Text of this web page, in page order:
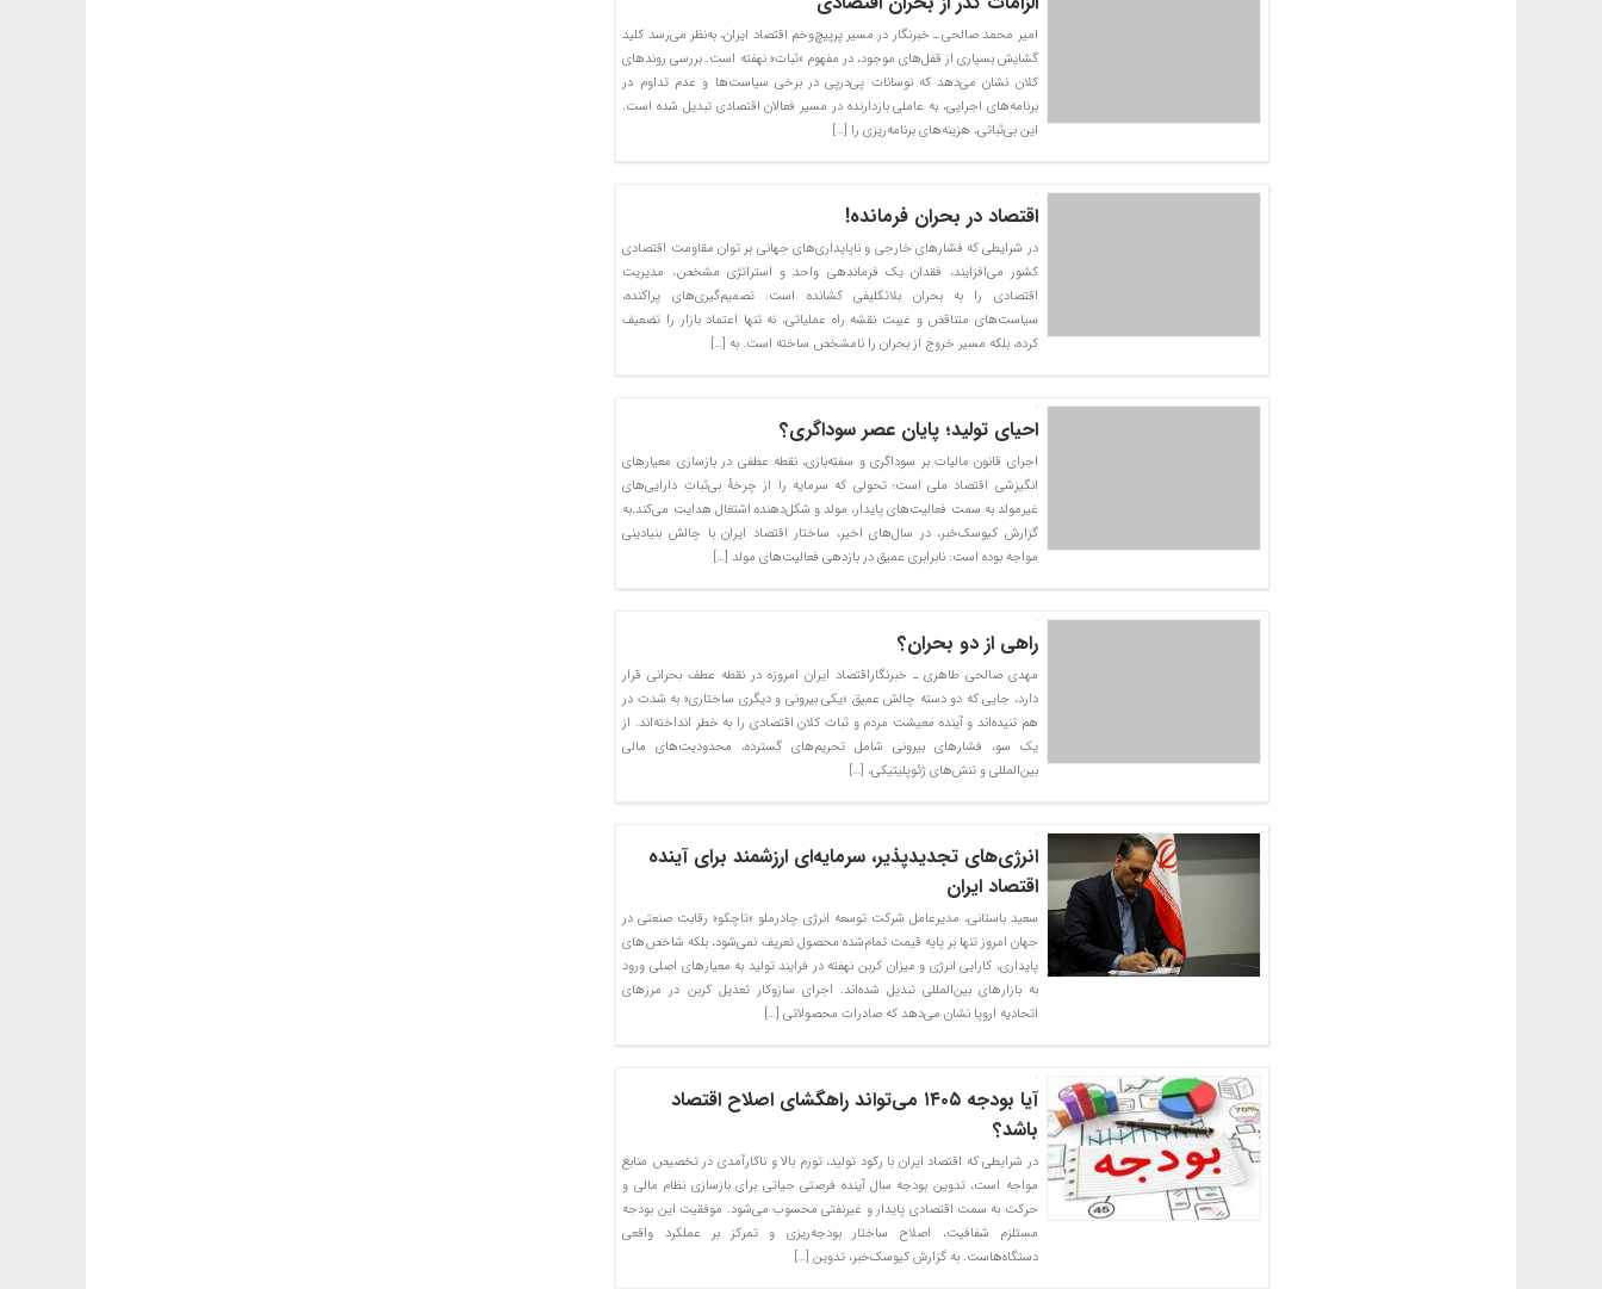
امیر محمد صالحی ـ خبرنگار در مسیر پرپیچ‌وخم اقتصاد ایران، به‌نظر می‌رسد کلید
گشایش بسیاری از قفل‌های موجود، در مفهوم «ثبات» نهفته است. بررسی روندهای
کلان نشان می‌دهد که نوسانات پی‌درپی در برخی سیاست‌ها و عدم تداوم در
برنامه‌های اجرایی، به عاملی بازدارنده در مسیر فعالان اقتصادی تبدیل شده است.
این بی‌ثباتی، هزینه‌های برنامه‌ریزی را […]
اقتصاد در بحران فرمانده!
در شرایطی که فشارهای خارجی و ناپایداری‌های جهانی بر توان مقاومت اقتصادی
کشور می‌افزایند، فقدان یک فرماندهی واحد و استراتژی مشخص، مدیریت
اقتصادی را به بحران بلاتکلیفی کشانده است. تصمیم‌گیری‌های پراکنده،
سیاست‌های متناقض و غیبت نقشه راه عملیاتی، نه تنها اعتماد بازار را تضعیف
کرده، بلکه مسیر خروج از بحران را نامشخص ساخته است. به […]
احیای تولید؛ پایان عصر سوداگری؟
اجرای قانون مالیات بر سوداگری و سفته‌بازی، نقطه عطفی در بازسازی معیارهای
انگیزشی اقتصاد ملی است؛ تحولی که سرمایه را از چرخهٔ بی‌ثباتِ دارایی‌های
غیرمولد به سمت فعالیت‌های پایدار، مولد و شکل‌دهنده اشتغال هدایت می‌کند.به
گزارش کیوسک‌خبر، در سال‌های اخیر، ساختار اقتصاد ایران با چالش بنیادینی
مواجه بوده است: نابرابری عمیق در بازدهی فعالیت‌های مولد […]
راهی از دو بحران؟
مهدی صالحی طاهری ـ خبرنگاراقتصاد ایران امروزه در نقطه عطف بحرانی قرار
دارد، جایی که دو دسته چالش عمیق «یکی بیرونی و دیگری ساختاری» به شدت در
هم تنیده‌اند و آینده معیشت مردم و ثبات کلان اقتصادی را به خطر انداخته‌اند. از
یک سو، فشارهای بیرونی شامل تحریم‌های گسترده، محدودیت‌های مالی
بین‌المللی و تنش‌های ژئوپلیتیکی، […]
انرژی‌های تجدیدپذیر، سرمایه‌ای ارزشمند برای آینده
اقتصاد ایران
سعید باستانی، مدیرعامل شرکت توسعه انرژی چادرملو «تاچکو» رقابت صنعتی در
جهان امروز تنها بر پایه قیمت تمام‌شده محصول تعریف نمی‌شود، بلکه شاخص‌های
پایداری، کارایی انرژی و میزان کربن نهفته در فرایند تولید به معیارهای اصلی ورود
به بازارهای بین‌المللی تبدیل شده‌اند. اجرای سازوکار تعدیل کربن در مرزهای
اتحادیه اروپا نشان می‌دهد که صادرات محصولاتی […]
آیا بودجه ۱۴۰۵ می‌تواند راهگشاى اصلاح اقتصاد
باشد؟
در شرایطی که اقتصاد ایران با رکود تولید، تورم بالا و ناکارآمدی در تخصیص منابع
مواجه است، تدوین بودجه سال آینده فرصتی حیاتی برای بازسازی نظام مالی و
حرکت به سمت اقتصادی پایدار و غیرنفتی محسوب می‌شود. موفقیت این بودجه
مستلزم شفافیت، اصلاح ساختار بودجه‌ریزی و تمرکز بر عملکرد واقعی
دستگاه‌هاست. به گزارش کیوسک‌خبر، تدوین […]